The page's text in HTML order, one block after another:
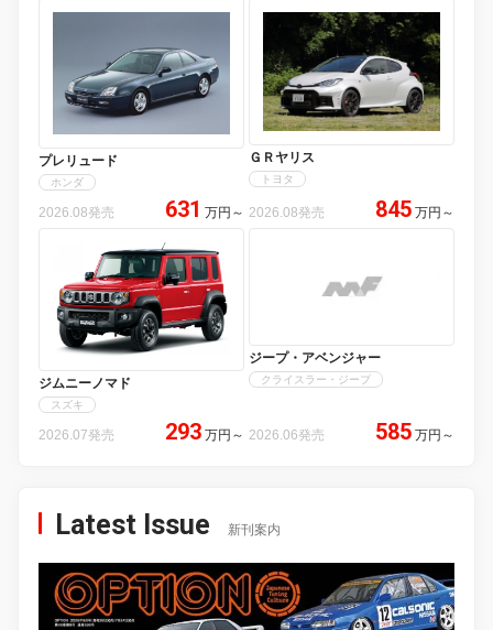
プレリュード
ホンダ
2026.08発売 631 万円 ～
ＧＲヤリス
トヨタ
2026.08発売 845 万円 ～
ジムニーノマド
スズキ
2026.07発売 293 万円 ～
ジープ・アベンジャー
クライスラー・ジープ
2026.06発売 585 万円 ～
Latest Issue 新刊案内